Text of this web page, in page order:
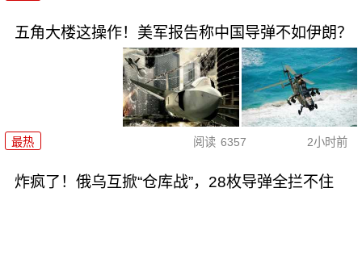
五角大楼这操作！美军报告称中国导弹不如伊朗？
最热 阅读 6357 2小时前
炸疯了！俄乌互掀“仓库战”，28枚导弹全拦不住